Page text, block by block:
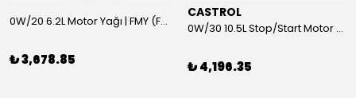
0W/20 6.2L Motor Yağı | FMY (Ford Motor Yağları)
₺ 3,678.85
CASTROL
0W/30 10.5L Stop/Start Motor Yağı | CASTROL
₺ 4,196.35